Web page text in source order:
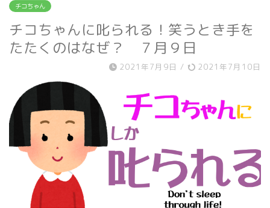
チコちゃん
チコちゃんに叱られる！笑うとき手を
たたくのはなぜ？ ７月９日
2021年7月9日 / 2021年7月10日